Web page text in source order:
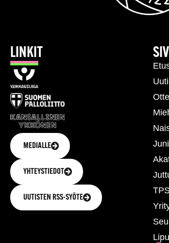
LINKIT
MEDIALLE
YHTEYSTIEDOT
UUTISTEN RSS-SYÖTE